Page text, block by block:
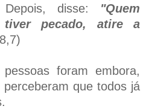
disse: "Quem
pecado, atire a
foram embora,
que todos já